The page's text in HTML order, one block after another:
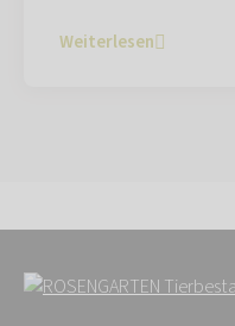
Weiterlesen